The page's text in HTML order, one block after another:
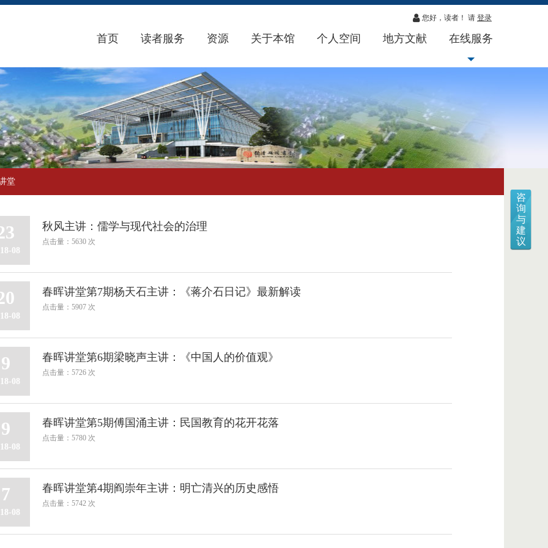
首页 读者服务 资源 关于本馆 个人空间 地方文献 在线服务
您好，读者！ 请 登录
咨
询
与
建
议
堂
秋风主讲：儒学与现代社会的治理
点击量：5630 次
08
春晖讲堂第7期杨天石主讲：《蒋介石日记》最新解读
点击量：5907 次
08
春晖讲堂第6期梁晓声主讲：《中国人的价值观》
点击量：5726 次
9
08
春晖讲堂第5期傅国涌主讲：民国教育的花开花落
点击量：5780 次
9
08
春晖讲堂第4期阎崇年主讲：明亡清兴的历史感悟
点击量：5742 次
7
08